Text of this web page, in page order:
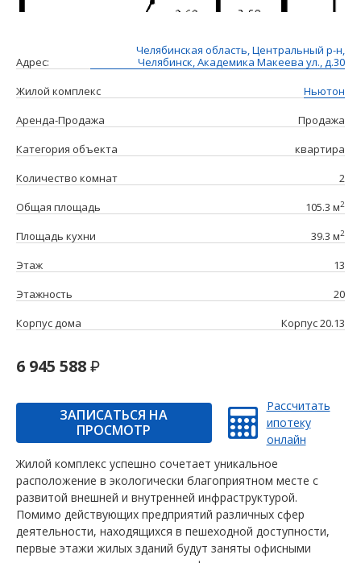
Адрес:
Челябинская область, Центральный р-н,
Челябинск, Академика Макеева ул., д.30
Жилой комплекс
Ньютон
Аренда-Продажа
Продажа
Категория объекта
квартира
Количество комнат
2
Общая площадь
105.3 м2
Площадь кухни 39.3 м2
Этаж
13
Этажность
20
Корпус дома
Корпус 20.13
6 945 588
ЗАПИСАТЬСЯ НА
ПРОСМОТР
Рассчитать
ипотеку
онлайн
Жилой комплекс успешно сочетает уникальное
расположение в экологически благоприятном месте с
развитой внешней и внутренней инфраструктурой.
Помимо действующих предприятий различных сфер
деятельности, находящихся в пешеходной доступности,
первые этажи жилых зданий будут заняты офисными